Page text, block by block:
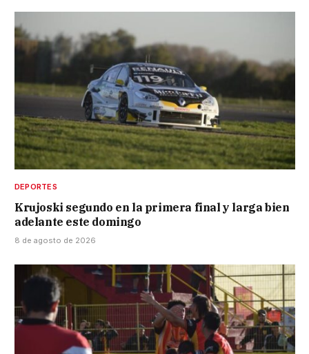
DEPORTES
Krujoski segundo en la primera final y larga bien
adelante este domingo
8 de agosto de 2026